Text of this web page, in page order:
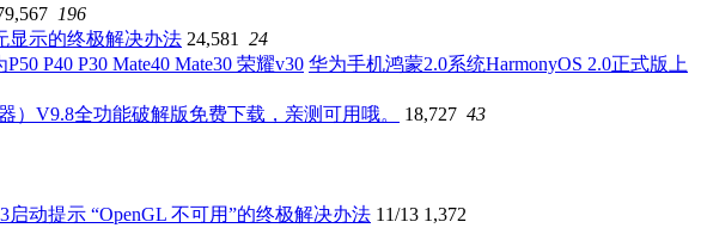
196
显示的终极解决办法 24,581
24
华为手机鸿蒙2.0系统HarmonyOS 2.0正式版上
）V9.8全功能破解版免费下载，亲测可用哦。
18,727 43
启动提示 “OpenGL 不可用”的终极解决办法 11/13 1,372